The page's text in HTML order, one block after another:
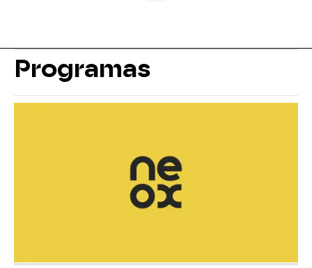
Programas